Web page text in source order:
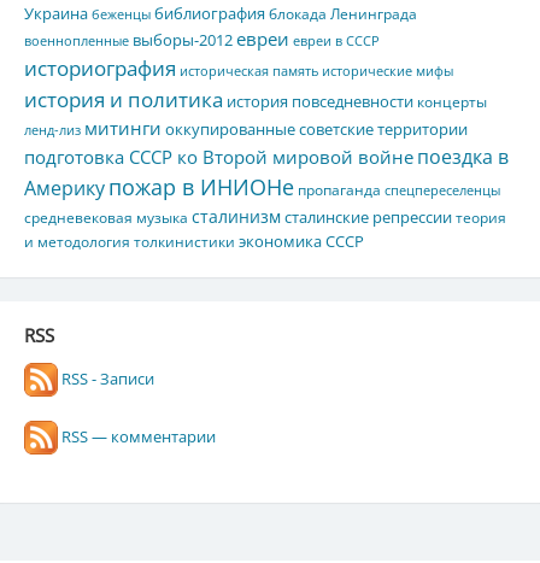
Украина беженцы библиография блокада Ленинграда
военнопленные выборы-2012евреи евреи в СССР
историография историческая память исторические мифы
история и политика история повседневности концерты
ленд-лиз митинги оккупированные советские территории
подготовка СССР ко Второй мировой войнепоездка в
Америкупожар в ИНИОНе пропаганда спецпереселенцы
средневековая музыка сталинизмсталинские репрессиитеория
и методология толкинистики экономика СССР
RSS
RSS - Записи
RSS — комментарии